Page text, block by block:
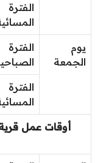
الفترة
يوم
الجمعة
الفترة
الفترة
أوقات عمل